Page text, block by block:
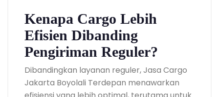
Kenapa Cargo Lebih
Efisien Dibanding
Pengiriman Reguler?
Dibandingkan layanan reguler, Jasa Cargo
Jakarta Boyolali Terdepan menawarkan